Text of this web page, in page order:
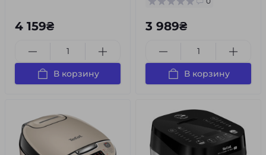
4 159₴
В корзину
3 989₴
В корзину